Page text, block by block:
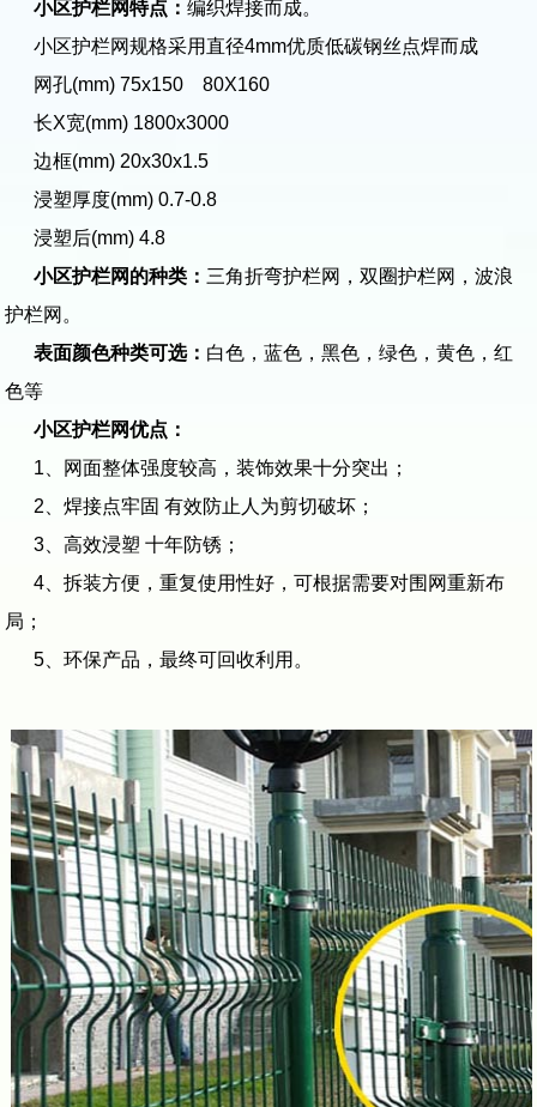
小区护栏网特点：编织焊接而成。
小区护栏网规格采用直径4mm优质低碳钢丝点焊而成
网孔(mm) 75x150 80X160
长X宽(mm) 1800x3000
边框(mm) 20x30x1.5
浸塑厚度(mm) 0.7-0.8
浸塑后(mm) 4.8
小区护栏网的种类： 三角折弯护栏网，双圈护栏网，波浪
护栏网。
表面颜色种类可选： 白色，蓝色，黑色，绿色，黄色，红
色等
小区护栏网优点：
1、网面整体强度较高，装饰效果十分突出；
2、焊接点牢固 有效防止人为剪切破坏；
3、高效浸塑 十年防锈；
4、拆装方便，重复使用性好，可根据需要对围网重新布
局；
5、环保产品，最终可回收利用。